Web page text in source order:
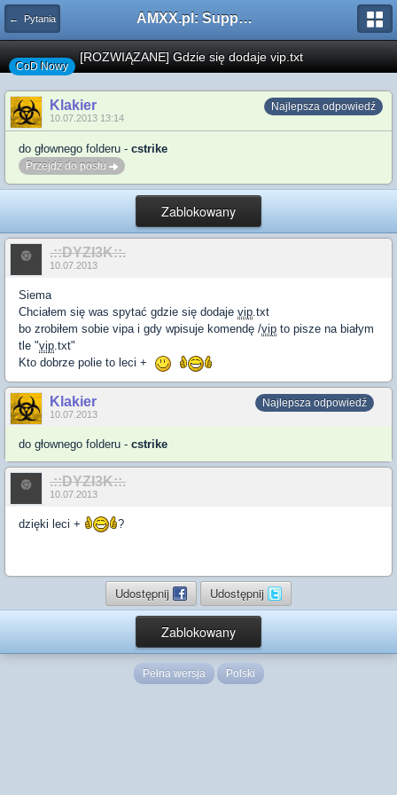
← Pytania AMXX.pl: Support AMX Mod X i SourceMod
CoD Nowy
[ROZWIĄZANE] Gdzie się dodaje vip.txt
Najlepsza odpowiedź
Klakier
10.07.2013 13:14
do głownego folderu - cstrike
Przejdź do postu
Zablokowany
.::DYZI3K::.
10.07.2013
Siema
Chciałem się was spytać gdzie się dodaje vip.txt
bo zrobiłem sobie vipa i gdy wpisuje komendę /vip to pisze na białym
tle "vip.txt"
Kto dobrze polie to leci +
Najlepsza odpowiedź
Klakier
10.07.2013
do głownego folderu - cstrike
.::DYZI3K::.
10.07.2013
dzięki leci + ?
Udostępnij Udostępnij
Zablokowany
Pełna wersja Polski